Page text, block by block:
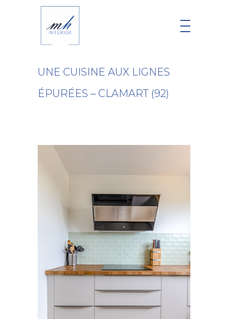
UNE CUISINE AUX LIGNES
ÉPURÉES – CLAMART (92)